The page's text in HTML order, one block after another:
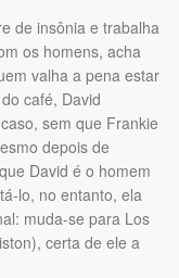
de insônia e trabalha
os homens, acha
valha a pena estar
café, David
sem que Frankie
depois de
David é o homem
lo, no entanto, ela
muda-se para Los
certa de ele a